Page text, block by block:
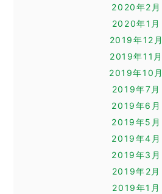
2020年2月
2020年1月
2019年12月
2019年11月
2019年10月
2019年7月
2019年6月
2019年5月
2019年4月
2019年3月
2019年2月
2019年1月